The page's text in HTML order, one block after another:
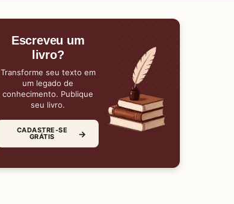
Escreveu um
livro?
Transforme seu texto em
um legado de
conhecimento. Publique
seu livro.
CADASTRE-SE
GRÁTIS →